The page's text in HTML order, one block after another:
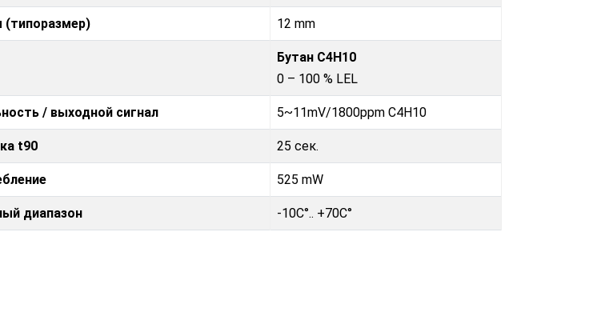
12 mm
Бутан C4H10
0 – 100 % LEL
/ выходной сигнал 5~11mV/1800ppm C4H10
t90 25 сек.
525 mW
диапазон -10C°.. +70C°